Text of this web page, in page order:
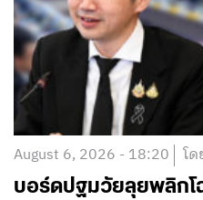
August 6, 2026 - 18:20 โ
บอร์ดปฐมวัยลุยพลิกโ